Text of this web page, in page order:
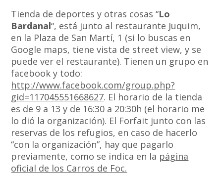
Tienda de deportes y otras cosas “Lo
Bardanal“, está junto al restaurante Juquim,
en la Plaza de San Martí, 1 (si lo buscas en
Google maps, tiene vista de street view, y se
puede ver el restaurante). Tienen un grupo en
facebook y todo:
http://www.facebook.com/group.php?
gid=117045551668627. El horario de la tienda
es de 9 a 13 y de 16:30 a 20:30h (el horario me
lo dió la organización). El Forfait junto con las
reservas de los refugios, en caso de hacerlo
“con la organización”, hay que pagarlo
previamente, como se indica en la página
oficial de los Carros de Foc.